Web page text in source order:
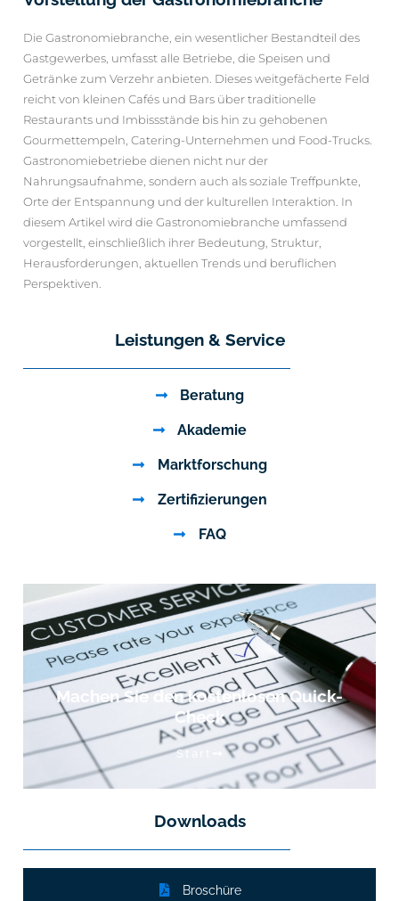
Leistungen & Service
Beratung
Akademie
Marktforschung
Zertifizierungen
FAQ
Machen Sie den kostenlosen Quick-
Check
Start
Downloads
Broschüre
Die Gastronomiebranche, ein wesentlicher Bestandteil des
Gastgewerbes, umfasst alle Betriebe, die Speisen und
Getränke zum Verzehr anbieten. Dieses weitgefächerte Feld
reicht von kleinen Cafés und Bars über traditionelle
Restaurants und Imbissstände bis hin zu gehobenen
Gourmettempeln, Catering-Unternehmen und Food-Trucks.
Gastronomiebetriebe dienen nicht nur der
Nahrungsaufnahme, sondern auch als soziale Treffpunkte,
Orte der Entspannung und der kulturellen Interaktion. In
diesem Artikel wird die Gastronomiebranche umfassend
vorgestellt, einschließlich ihrer Bedeutung, Struktur,
Herausforderungen, aktuellen Trends und beruflichen
Perspektiven.